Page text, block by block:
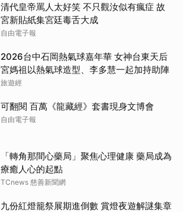
清代皇帝罵人太好笑 不只觀汝似有瘋症 故
宮新貼紙集宮廷毒舌大成
自由電子報
2026台中石岡熱氣球嘉年華 女神台東天后
宮媽祖以熱氣球造型、李多慧一起加持助陣
旅遊經
可翻閱 百萬《龍藏經》套書現身文博會
自由電子報
「轉角那間心藥局」聚焦心理健康 藥局成為
療癒人心的起點
TCnews 慈善新聞網
九份紅燈籠祭展期進倒數 賞燈夜遊解謎集章